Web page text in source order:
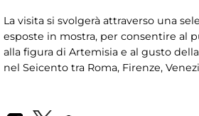
La visita si svolgerà attraverso una
esposte in mostra, per consentire al
alla figura di Artemisia e al gusto
nel Seicento tra Roma, Firenze,